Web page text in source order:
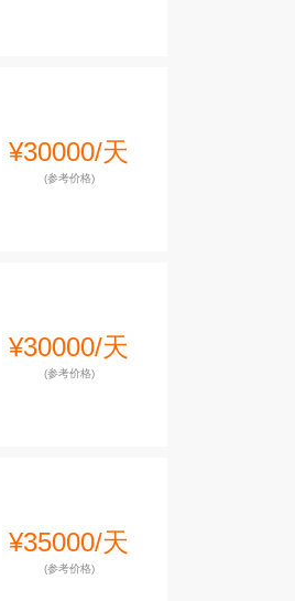
¥30000/天
(参考价格)
¥30000/天
(参考价格)
¥35000/天
(参考价格)